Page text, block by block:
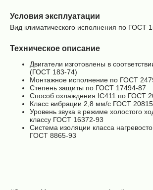
Условия эксплуатации
Вид климатического исполнения по ГОСТ
Техническое описание
Двигатели изготовлены в
(ГОСТ 183-74)
Монтажное исполнение по ГОСТ
Степень защиты по ГОСТ 17494-87
Способ охлаждения IC411 по ГОСТ
Класс вибрации 2,8 мм/с ГОСТ
Уровень звука в режиме холостого
классу ГОСТ 16372-93
Система изоляции класса
ГОСТ 8865-93